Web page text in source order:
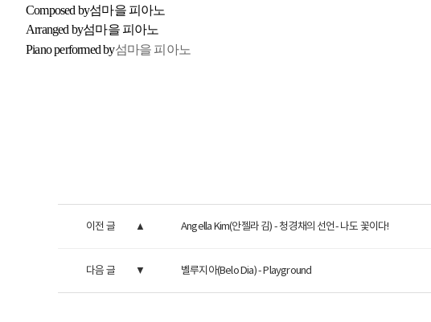
Composed by섬마을 피아노
Arranged by섬마을 피아노
Piano performed by섬마을 피아노
이전 글 Angella Kim(안젤라 김) - 청경채의 선언- 나도 꽃이다!
다음 글 벨루지아(Belo Dia) - Playground